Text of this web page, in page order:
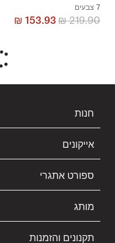
7 צבעים
₪219.90
₪ 153.93
חנות
אייקונים
ספורט אתגרי
מותג
תקנונים והזמנות